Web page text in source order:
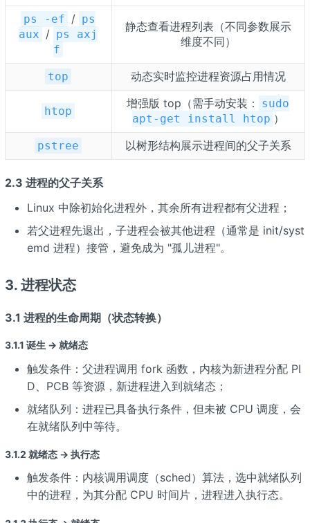
ps -ef / ps
aux / ps axj
f
静态查看进程列表（不同参数展示
维度不同）
top 动态实时监控进程资源占用情况
htop
增强版 top（需手动安装：
sudo
apt-get install htop ）
pstree 以树形结构展示进程间的父子关系
2.3 进程的父子关系
Linux 中除初始化进程外，其余所有进程都有父进程；
若父进程先退出，子进程会被其他进程（通常是 init/syst
emd 进程）接管，避免成为 "孤儿进程"。
3. 进程状态
3.1 进程的生命周期（状态转换）
3.1.1 诞生 → 就绪态
触发条件：父进程调用 fork 函数，内核为新进程分配 PI
D、PCB 等资源，新进程进入到就绪态；
就绪队列：进程已具备执行条件，但未被 CPU 调度，会
在就绪队列中等待。
3.1.2 就绪态 → 执行态
触发条件：内核调用调度（sched）算法，选中就绪队列
中的进程，为其分配 CPU 时间片，进程进入执行态。